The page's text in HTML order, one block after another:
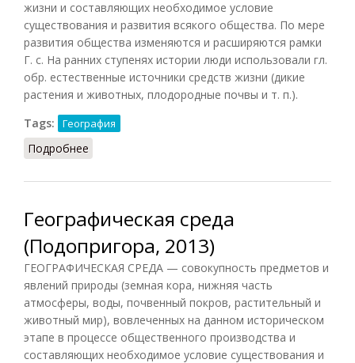
жизни и составляющих необходимое условие
существования и развития всякого общества. По мере
развития общества изменяются и расширяются рамки
Г. с. На ранних ступенях истории люди использовали гл.
обр. естественные источники средств жизни (дикие
растения и животных, плодородные почвы и т. п.).
Tags:
География
Подробнее
Географическая среда
(Подопригора, 2013)
ГЕОГРАФИЧЕСКАЯ СРЕДА — совокупность предметов и
явлений природы (земная кора, нижняя часть
атмосферы, воды, почвенный покров, растительный и
животный мир), вовлеченных на данном историческом
этапе в процессе общественного производства и
составляющих необходимое условие существования и